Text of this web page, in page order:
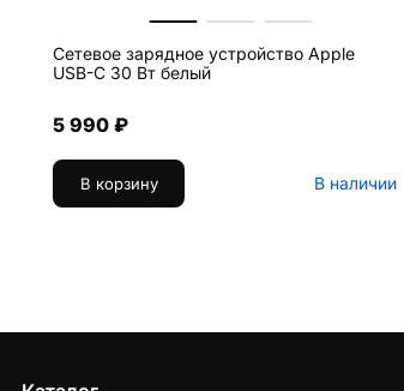
Сетевое зарядное устройство Apple
USB-C 30 Вт белый
5 990 ₽
В корзину В наличии